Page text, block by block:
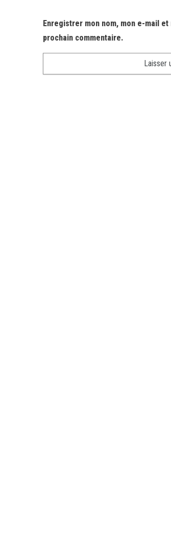
Enregistrer mon nom, mon e-mail
prochain commentaire.